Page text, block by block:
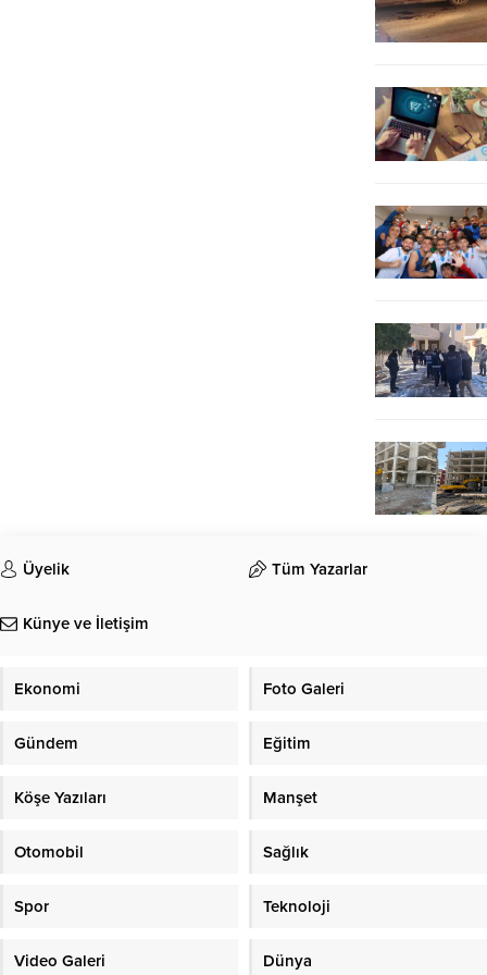
Üyelik Tüm Yazarlar
Künye ve İletişim
Ekonomi Foto Galeri
Gündem Eğitim
Köşe Yazıları Manşet
Otomobil Sağlık
Spor Teknoloji
Video Galeri Dünya